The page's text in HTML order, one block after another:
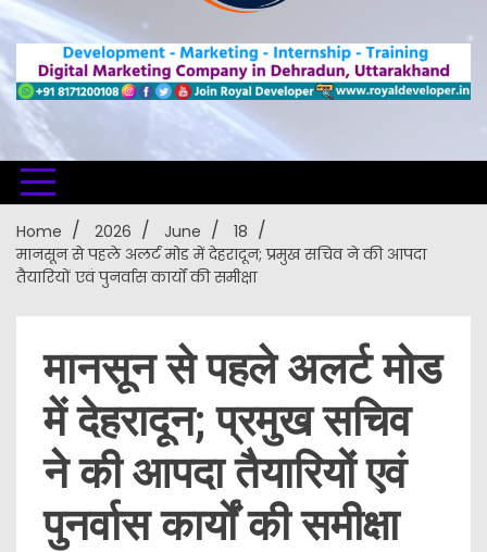
Uttarakhand Hindi News Portal
Home 2026 June
18
मानसून से पहले अलर्ट मोड में देहरादून; प्रमुख सचिव ने की आपदा
तैयारियों एवं पुनर्वास कार्यों की समीक्षा
मानसून से पहले अलर्ट मोड
में देहरादून; प्रमुख सचिव
ने की आपदा तैयारियों एवं
पुनर्वास कार्यों की समीक्षा